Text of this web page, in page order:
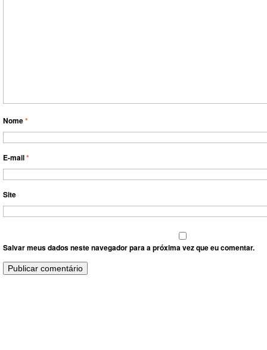
Nome*
E-mail*
Site
Salvar meus dados neste navegador para a próxima vez que eu comentar.